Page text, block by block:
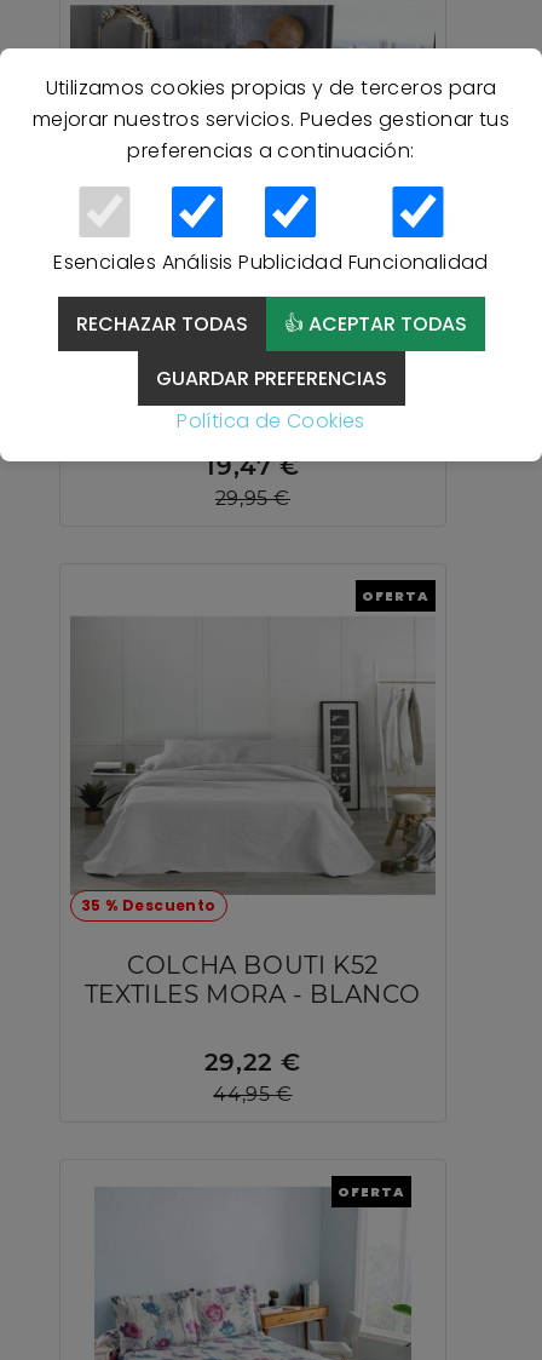
Utilizamos cookies propias y de terceros para
mejorar nuestros servicios. Puedes gestionar tus
preferencias a continuación:
Esenciales Análisis Publicidad Funcionalidad
RECHAZAR TODAS
👍 ACEPTAR TODAS
GUARDAR PREFERENCIAS
Política de Cookies
Colcha bouti estampada
FLORA Tela Marinera -
ÚNICO
19,47 €
29,95 €
35 % Descuento
OFERTA
COLCHA BOUTI K52
TEXTILES MORA - BLANCO
29,22 €
44,95 €
OFERTA